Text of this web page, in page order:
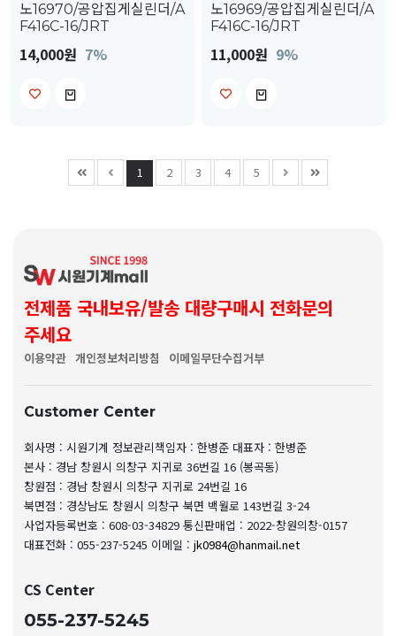
노16970/공압집게실린더/A
F416C-16/JRT
14,000원 7%
노16969/공압집게실린더/A
F416C-16/JRT
11,000원 9%
1 2 3 4 5
전제품 국내보유/발송 대량구매시 전화문의
주세요
이용약관 개인정보처리방침 이메일무단수집거부
Customer Center
회사명 : 시원기계 정보관리책임자 : 한병준 대표자 : 한병준
본사 : 경남 창원시 의창구 지귀로 36번길 16 (봉곡동)
창원점 : 경남 창원시 의창구 지귀로 24번길 16
북면점 : 경상남도 창원시 의창구 북면 백월로 143번길 3-24
사업자등록번호 : 608-03-34829 통신판매업 : 2022-창원의창-0157
대표전화 : 055-237-5245 이메일 : jk0984@hanmail.net
CS Center
055-237-5245